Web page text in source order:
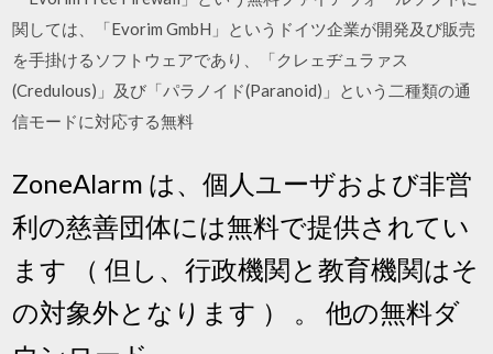
関しては、「Evorim GmbH」というドイツ企業が開発及び販売
を手掛けるソフトウェアであり、「クレェヂュラァス
(Credulous)」及び「パラノイド(Paranoid)」という二種類の通
信モードに対応する無料
ZoneAlarm は、個人ユーザおよび非営
利の慈善団体には無料で提供されてい
ます （ 但し、行政機関と教育機関はそ
の対象外となります ） 。 他の無料ダ